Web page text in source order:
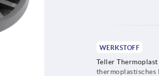
WERKSTOFF
Teller
thermoplastisches